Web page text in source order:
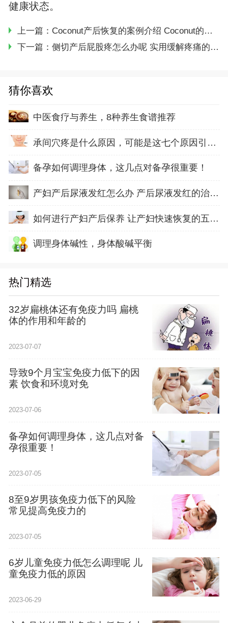
健康状态。
上一篇： Coconut产后恢复的案例介绍 Coconut的注意事项
下一篇： 侧切产后屁股疼怎么办呢 实用缓解疼痛的方法
猜你喜欢
中医食疗与养生，8种养生食谱推荐
承间穴疼是什么原因，可能是这七个原因引起的
备孕如何调理身体，这几点对备孕很重要！
产妇产后尿液发红怎么办 产后尿液发红的治疗方
如何进行产妇产后保养 让产妇快速恢复的五方面
调理身体碱性，身体酸碱平衡
热门精选
32岁扁桃体还有免疫力吗 扁桃
体的作用和年龄的
2023-07-07
导致9个月宝宝免疫力低下的因
素 饮食和环境对免
2023-07-06
备孕如何调理身体，这几点对备
孕很重要！
2023-07-05
8至9岁男孩免疫力低下的风险
常见提高免疫力的
2023-07-05
6岁儿童免疫力低怎么调理呢 儿
童免疫力低的原因
2023-06-29